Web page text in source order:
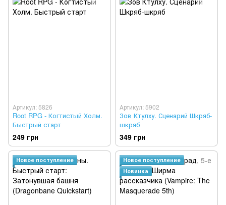
Артикул: 5826
Root RPG - Когтистый Холм.
Быстрый старт
249 грн
Артикул: 5902
Зов Ктулху. Сценарий Шкряб-
шкряб
349 грн
Новое поступление
Новое поступление
Новинка